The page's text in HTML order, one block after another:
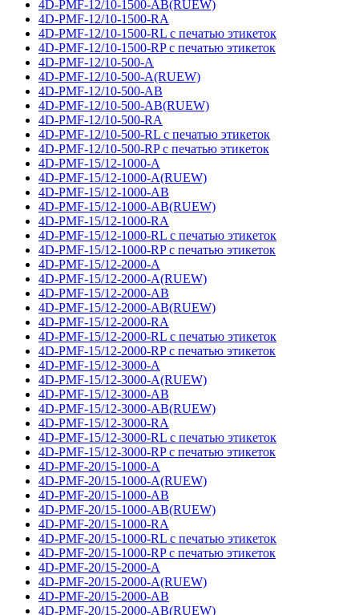
4D-PMF-12/10-1500-AB(RUEW)
4D-PMF-12/10-1500-RA
4D-PMF-12/10-1500-RL с печатью этикеток
4D-PMF-12/10-1500-RP с печатью этикеток
4D-PMF-12/10-500-A
4D-PMF-12/10-500-A(RUEW)
4D-PMF-12/10-500-AB
4D-PMF-12/10-500-AB(RUEW)
4D-PMF-12/10-500-RA
4D-PMF-12/10-500-RL с печатью этикеток
4D-PMF-12/10-500-RP с печатью этикеток
4D-PMF-15/12-1000-A
4D-PMF-15/12-1000-A(RUEW)
4D-PMF-15/12-1000-AB
4D-PMF-15/12-1000-AB(RUEW)
4D-PMF-15/12-1000-RA
4D-PMF-15/12-1000-RL с печатью этикеток
4D-PMF-15/12-1000-RP с печатью этикеток
4D-PMF-15/12-2000-A
4D-PMF-15/12-2000-A(RUEW)
4D-PMF-15/12-2000-AB
4D-PMF-15/12-2000-AB(RUEW)
4D-PMF-15/12-2000-RA
4D-PMF-15/12-2000-RL с печатью этикеток
4D-PMF-15/12-2000-RP с печатью этикеток
4D-PMF-15/12-3000-A
4D-PMF-15/12-3000-A(RUEW)
4D-PMF-15/12-3000-AB
4D-PMF-15/12-3000-AB(RUEW)
4D-PMF-15/12-3000-RA
4D-PMF-15/12-3000-RL с печатью этикеток
4D-PMF-15/12-3000-RP с печатью этикеток
4D-PMF-20/15-1000-A
4D-PMF-20/15-1000-A(RUEW)
4D-PMF-20/15-1000-AB
4D-PMF-20/15-1000-AB(RUEW)
4D-PMF-20/15-1000-RA
4D-PMF-20/15-1000-RL с печатью этикеток
4D-PMF-20/15-1000-RP с печатью этикеток
4D-PMF-20/15-2000-A
4D-PMF-20/15-2000-A(RUEW)
4D-PMF-20/15-2000-AB
4D-PMF-20/15-2000-AB(RUEW)